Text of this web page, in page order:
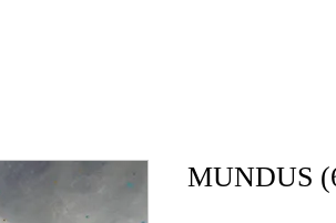
MUNDUS